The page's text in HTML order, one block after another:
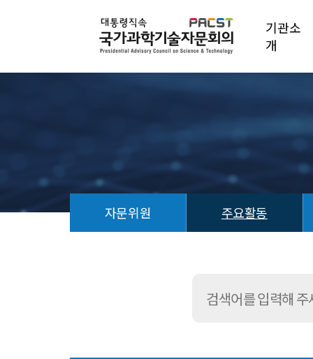
기관소
개
자문위원 주요활동